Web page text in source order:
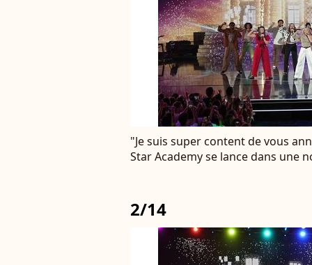
"Je suis super content de vous
Star Academy se lance dans une
2/14